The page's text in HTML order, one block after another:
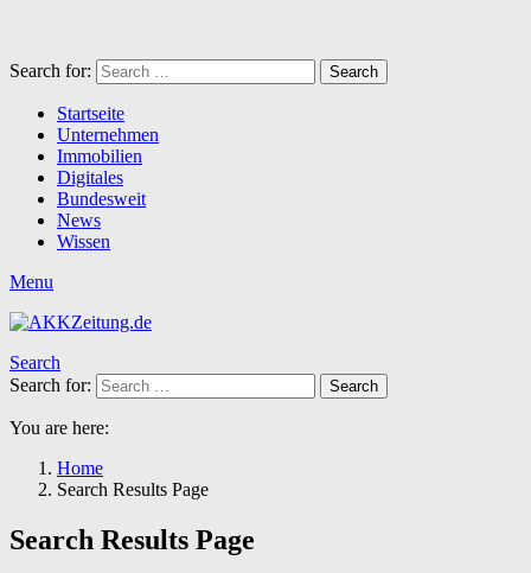
Search for: Search
Startseite
Unternehmen
Immobilien
Digitales
Bundesweit
News
Wissen
Menu
Search
Search for:
Search
You are here:
Home
Search Results Page
Search Results Page